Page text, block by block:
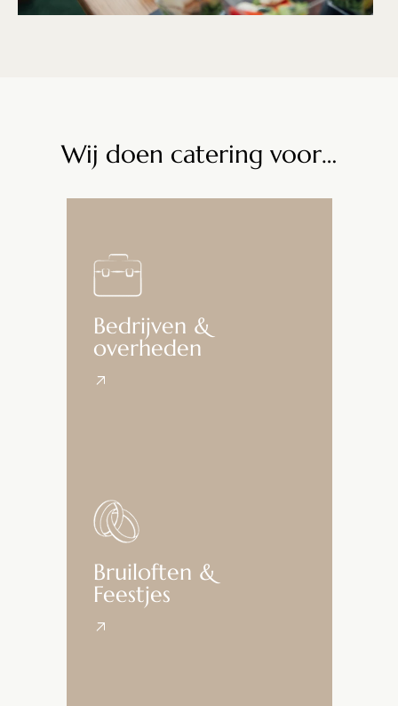
Wij doen catering voor…
Bedrijven &
overheden
Bruiloften &
Feestjes